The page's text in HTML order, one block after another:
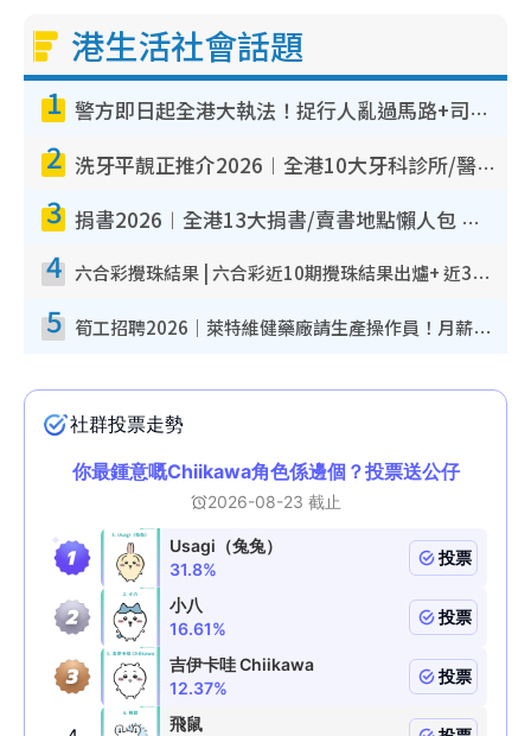
港生活社會話題
1 警方即日起全港大執法！捉行人亂過馬路+司機不專注駕駛！亂過馬路罰$2000
2 洗牙平靚正推介2026︱全港10大牙科診所/醫院懶人包 夜診至8點/鎮靜潔牙/醫療券適用
3 捐書2026︱全港13大捐書/賣書地點懶人包 二手課本最高$150＋舊書換免費咖啡/戲票
4 六合彩攪珠結果 | 六合彩近10期攪珠結果出爐+ 近30期最旺熱門中獎號碼
5 筍工招聘2026｜萊特維健藥廠請生產操作員！月薪高達$1.7萬 冷氣廠房/五天工作/保證雙糧